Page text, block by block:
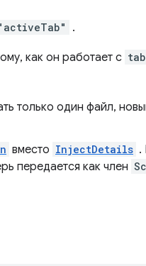
.
как он работает с
только один файл,
вместо InjectDetails .
передается как член